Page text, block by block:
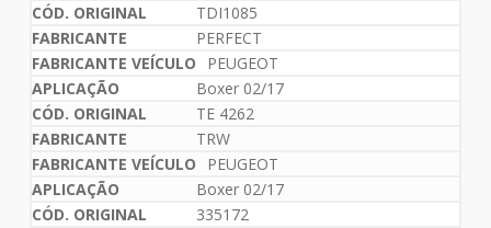
TDI1085
PERFECT
PEUGEOT
Boxer 02/17
TE 4262
TRW
PEUGEOT
Boxer 02/17
335172